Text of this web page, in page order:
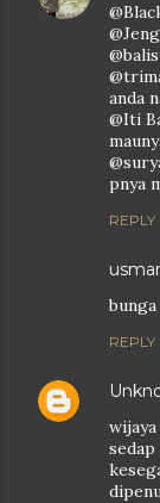
anda
@Iti
pnya
REPLY
bunga
REPLY